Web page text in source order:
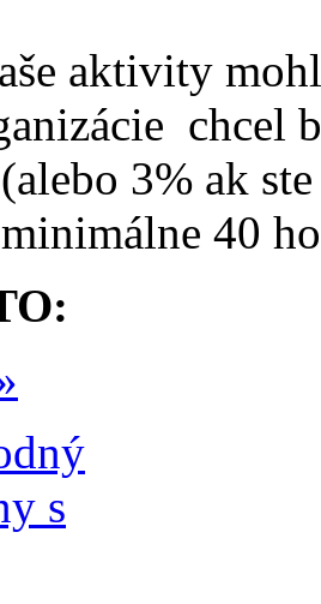
aktivity
chcel
3% ak
40